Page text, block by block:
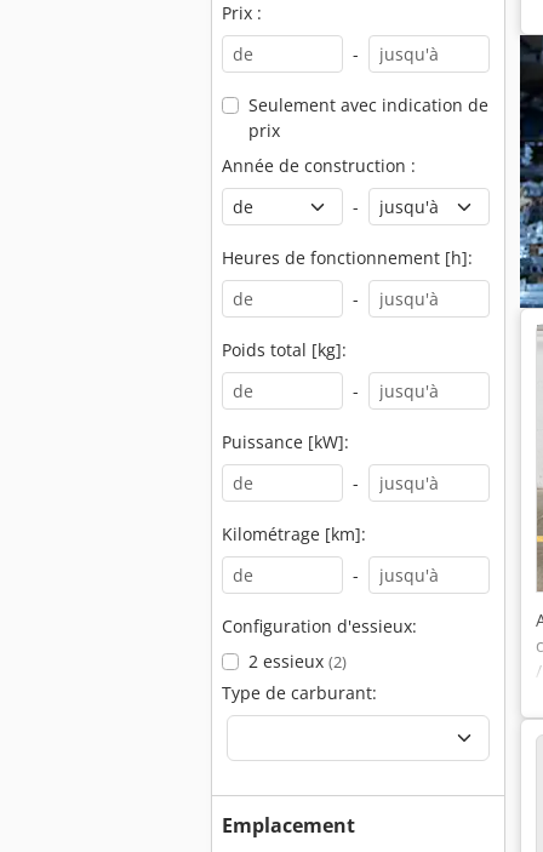
Prix :
-
Seulement avec indication de
prix
Année de construction :
-
Heures de fonctionnement [h]:
-
Poids total [kg]:
-
Puissance [kW]:
-
Kilométrage [km]:
-
Configuration d'essieux:
2 essieux (2)
Type de carburant:
Emplacement